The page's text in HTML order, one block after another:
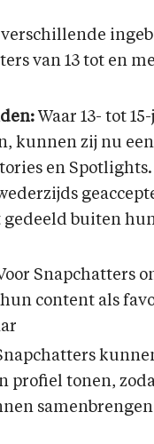
van 13 tot en
Waar 13- tot
kunnen zij nu
en Spotlights.
buiten
Snapchatters
content als
profiel tonen,